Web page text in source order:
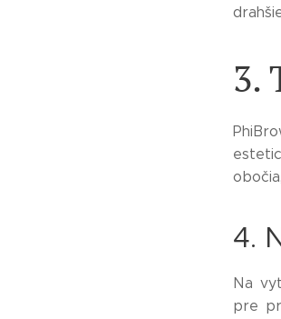
3.
4.
Na
pre